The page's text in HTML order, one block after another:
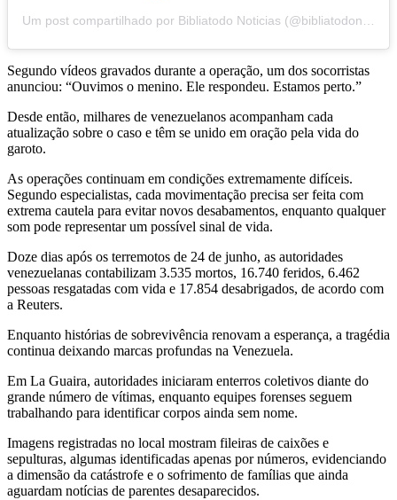
Segundo vídeos gravados durante a operação, um dos socorristas
anunciou: “Ouvimos o menino. Ele respondeu. Estamos perto.”
Desde então, milhares de venezuelanos acompanham cada
atualização sobre o caso e têm se unido em oração pela vida do
garoto.
As operações continuam em condições extremamente difíceis.
Segundo especialistas, cada movimentação precisa ser feita com
extrema cautela para evitar novos desabamentos, enquanto qualquer
som pode representar um possível sinal de vida.
Doze dias após os terremotos de 24 de junho, as autoridades
venezuelanas contabilizam 3.535 mortos, 16.740 feridos, 6.462
pessoas resgatadas com vida e 17.854 desabrigados, de acordo com
a Reuters.
Enquanto histórias de sobrevivência renovam a esperança, a tragédia
continua deixando marcas profundas na Venezuela.
Em La Guaira, autoridades iniciaram enterros coletivos diante do
grande número de vítimas, enquanto equipes forenses seguem
trabalhando para identificar corpos ainda sem nome.
Imagens registradas no local mostram fileiras de caixões e
sepulturas, algumas identificadas apenas por números, evidenciando
a dimensão da catástrofe e o sofrimento de famílias que ainda
aguardam notícias de parentes desaparecidos.